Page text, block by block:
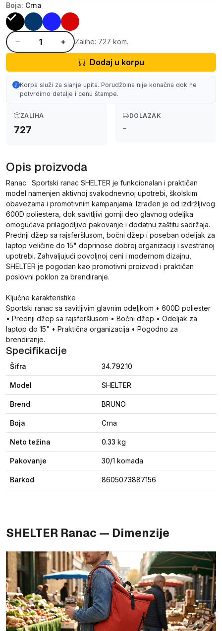
Boja: Crna
Zalihe: 727 kom.
Dodaj u korpu
Korpa služi za slanje upita. Porudžbina nije konačna dok ne
potvrdimo detalje i cenu štampe.
ZALIHA
727
DOLAZAK
-
Opis proizvoda
Ranac. Sportski ranac SHELTER je funkcionalan i praktičan
model namenjen aktivnoj svakodnevnoj upotrebi, školskim
obavezama i promotivnim kampanjama. Izrađen je od izdržljivog
600D poliestera, dok savitljivi gornji deo glavnog odeljka
omogućava prilagodljivo pakovanje i dodatnu zaštitu sadržaja.
Prednji džep sa rajsferšlusom, bočni džep i poseban odeljak za
laptop veličine do 15" doprinose dobroj organizaciji i svestranoj
upotrebi. Zahvaljujući povoljnoj ceni i modernom dizajnu,
SHELTER je pogodan kao promotivni proizvod i praktičan
poslovni poklon za brendiranje.
Ključne karakteristike
Sportski ranac sa savitljivim glavnim odeljkom • 600D poliester
• Prednji džep sa rajsferšlusom • Bočni džep • Odeljak za
laptop do 15" • Praktična organizacija • Pogodno za
brendiranje.
Specifikacije
Šifra 34.792.10
Model SHELTER
Brend BRUNO
Boja Crna
Neto težina 0.33 kg
Pakovanje 30/1 komada
Barkod 8605073887156
SHELTER Ranac — Dimenzije